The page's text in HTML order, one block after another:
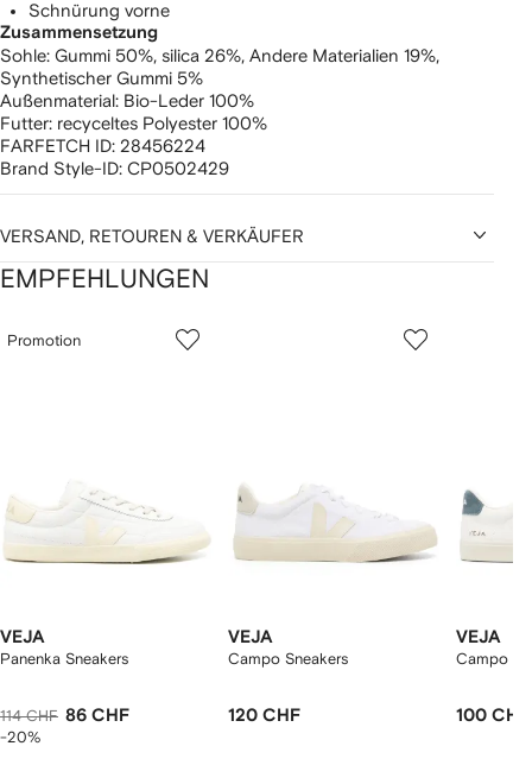
Schnürung vorne
Zusammensetzung
Sohle: Gummi 50%, silica 26%, Andere Materialien 19%,
Synthetischer Gummi 5%
Außenmaterial: Bio-Leder 100%
Futter: recyceltes Polyester 100%
FARFETCH ID: 28456224
Brand Style-ID: CP0502429
VERSAND, RETOUREN & VERKÄUFER
EMPFEHLUNGEN
von
Promotion
VEJA
Panenka Sneakers
114 CHF 86 CHF
-20%
VEJA
Campo Sneakers
120 CHF
VEJA
Campo
100 CHF